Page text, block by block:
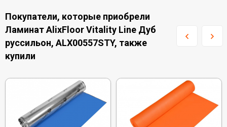
Покупатели, которые приобрели
Ламинат AlixFloor Vitality Line Дуб
руссильон, ALX00557STY, также
купили